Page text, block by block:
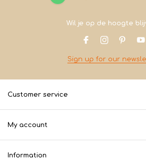
Wil je op de hoogte
Sign up for our
Customer service
My account
Information